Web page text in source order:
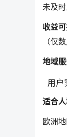
未及
收益
（仅
地域
用户
适合
欧洲